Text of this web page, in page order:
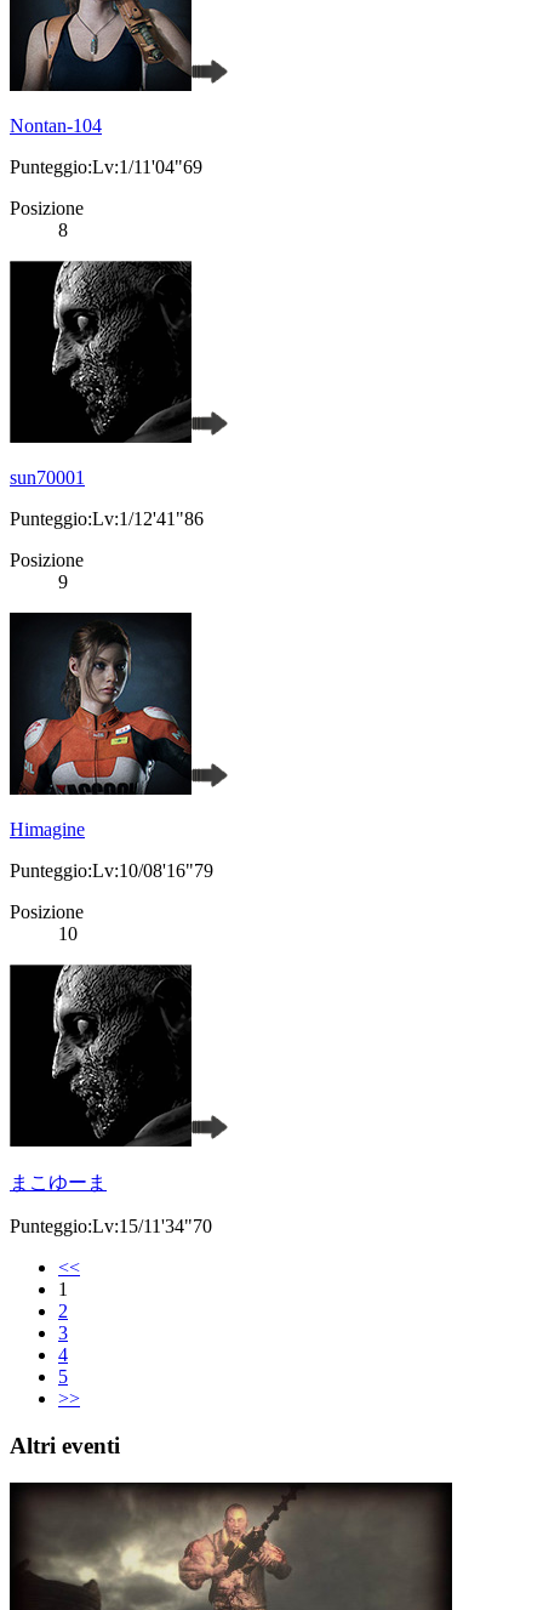
Nontan-104
Punteggio:Lv:1/11'04"69
Posizione
8
sun70001
Punteggio:Lv:1/12'41"86
Posizione
9
Himagine
Punteggio:Lv:10/08'16"79
Posizione
10
まこゆーま
Punteggio:Lv:15/11'34"70
<<
1
2
3
4
5
>>
Altri eventi